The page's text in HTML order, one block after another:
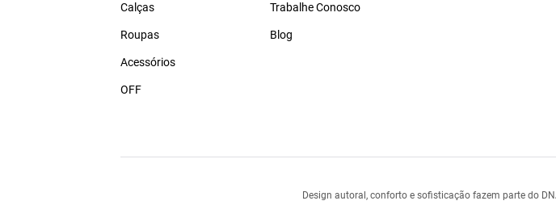
Calças
Roupas
Acessórios
OFF
Trabalhe Conosco
Blog
Design autoral, conforto e sofisticação fazem parte do